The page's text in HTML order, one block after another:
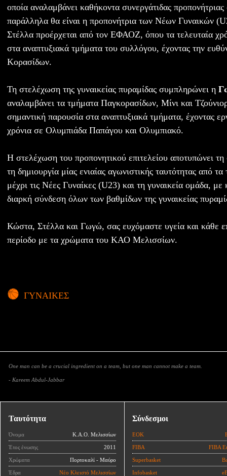
οποία αναλαμβάνει καθήκοντα συνεργάτιδας
παράλληλα θα είναι η προπονήτρια των Νέων Γυναικών
Στέλλα προέρχεται από τον ΕΦΑΟΖ, όπου τα τελευταία
στα αναπτυξιακά τμήματα του συλλόγου, έχοντας την
Κορασίδων.
Τη στελέχωση της γυναικείας πυραμίδας συμπληρώνει η
αναλαμβάνει τα τμήματα Παγκορασίδων, Μίνι και
σημαντική παρουσία στα αναπτυξιακά τμήματα, έχοντας
χρόνια σε Ολυμπιάδα Παπάγου και Ολυμπιακό.
Η στελέχωση του προπονητικού επιτελείου αποτυπώνει
τη δημιουργία μίας ενιαίας αγωνιστικής ταυτότητας από
μέχρι τις Νέες Γυναίκες (U23) και τη γυναικεία ομάδα, με
διαρκή σύνδεση όλων των βαθμίδων της γυναικείας
Κώστα, Στέλλα και Γωγώ, σας ευχόμαστε υγεία και κάθε
περίοδο με τα χρώματα του ΚΑΟ Μελισσίων.
ΓΥΝΑΙΚΕΣ
One man can be a crucial ingredient on a team, but one man cannot make a team.
- Kareem Abdul-Jabbar
Ταυτότητα
Όνομα Κ.Α.Ο. Μελισσίων
Έτος ένωσης 2011
Χρώματα Πορτοκαλί - Μαύρο
Έδρα Νέο Κλειστό Μελισσίων
Σύνδεσμοι
ΕΟΚ
FIBA FIBA
Superbasket
Infobasket